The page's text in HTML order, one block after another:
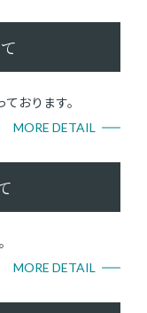
おります。
MORE DETAIL
MORE DETAIL